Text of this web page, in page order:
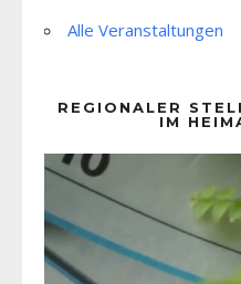
Alle Veranstaltungen
REGIONALER
IM